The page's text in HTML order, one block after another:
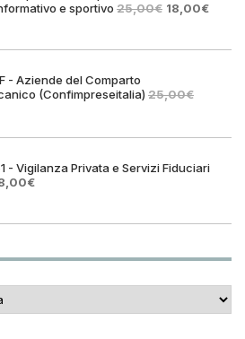
e sportivo 25,00€ Il
era:
18,00€Il
è:
- Aziende del Comparto
(Confimpreseitalia) 25,00€
- Vigilanza Privata e Servizi Fiduciari
€Il
è: